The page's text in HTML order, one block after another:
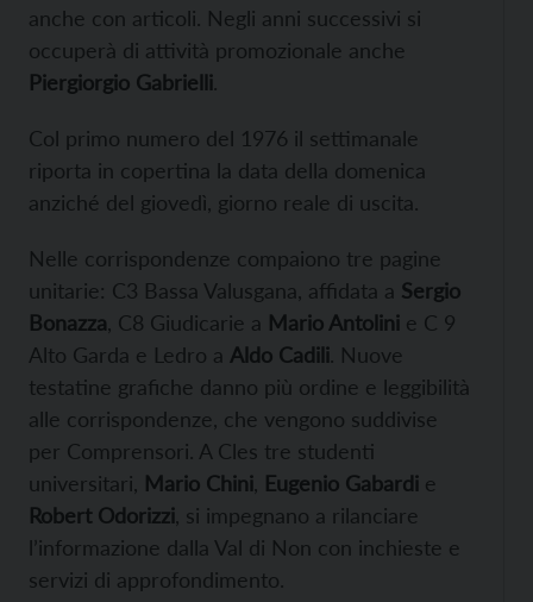
anche con articoli. Negli anni successivi si
occuperà di attività promozionale anche
Piergiorgio Gabrielli.
Col primo numero del 1976 il settimanale
riporta in copertina la data della domenica
anziché del giovedì, giorno reale di uscita.
Nelle corrispondenze compaiono tre pagine
unitarie: C3 Bassa Valusgana, affidata a Sergio
Bonazza , C8 Giudicarie a Mario Antolini e C 9
Alto Garda e Ledro a Aldo Cadili. Nuove
testatine grafiche danno più ordine e leggibilità
alle corrispondenze, che vengono suddivise
per Comprensori. A Cles tre studenti
universitari, Mario Chini Eugenio Gabardi e
Robert Odorizzi , si impegnano a rilanciare
l’informazione dalla Val di Non con inchieste e
servizi di approfondimento.